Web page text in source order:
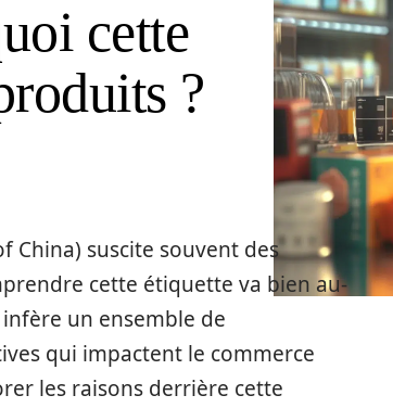
cette
?
China) suscite souvent des
cette étiquette va bien au-
un ensemble de
qui impactent le commerce
les raisons derrière cette